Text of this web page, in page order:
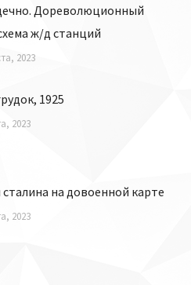
Дореволюционный
ж/д станций
2023
1925
2023
на довоенной карте
2023